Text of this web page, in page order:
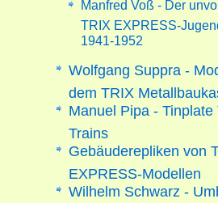
Manfred Voß - Der
TRIX EXPRESS-
1941-1952
Wolfgang Suppra -
dem TRIX
Manuel Pipa - Tinplate
Trains
Gebäuderepliken von
EXPRESS-Modellen
Wilhelm Schwarz -